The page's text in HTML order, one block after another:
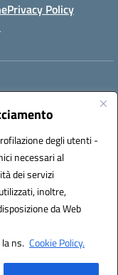
degli utenti -
necessari al
dei servizi
inoltre,
da Web
ns. Cookie Policy.
Privacy Policy
istsc_saic878008
S.r.l.
Italia